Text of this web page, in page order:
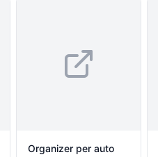
Organizer per auto